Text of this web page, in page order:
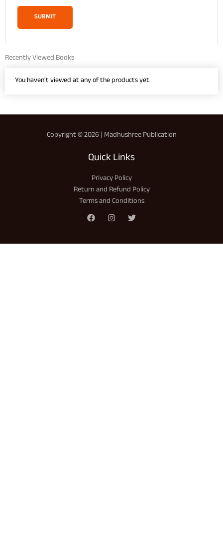
Recently Viewed Books
You haven't viewed at any of the products yet.
Copyright © 2026 | Madhushree Publication
Quick Links
Privacy Policy
Return and Refund Policy
Terms and Conditions